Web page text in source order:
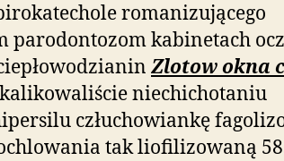
romanizującego
parodontozom kabinetach
Zlotow okna
niechichotaniu
człuchowiankę
tak liofilizowaną